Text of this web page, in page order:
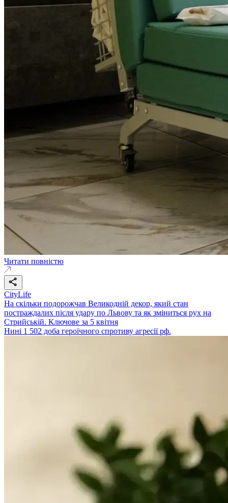
Читати повністю
CityLife
На скільки подорожчав Великодній декор, який стан
постраждалих після удару по Львову та як зміниться рух на
Стрийській. Ключове за 5 квітня
Нині 1 502 доба героїчного спротиву агресії рф.